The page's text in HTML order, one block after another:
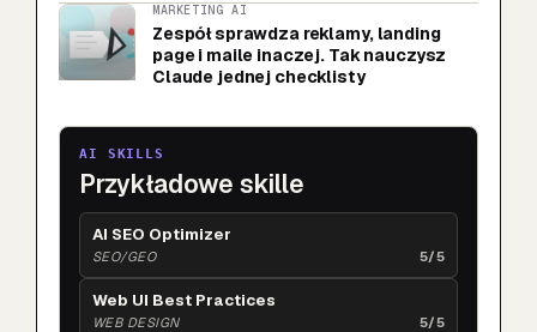
MARKETING AI
Zespół sprawdza reklamy, landing
page i maile inaczej. Tak nauczysz
Claude jednej checklisty
AI SKILLS
Przykładowe skille
AI SEO Optimizer
SEO/GEO 5/5
Web UI Best Practices
WEB DESIGN 5/5